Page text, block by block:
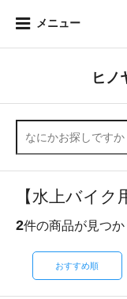
メニュー
ヒノ
【水上バイ
2件の商品が見つか
おすすめ順